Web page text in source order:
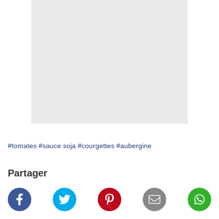
#tomates #sauce soja #courgettes #aubergine
Partager